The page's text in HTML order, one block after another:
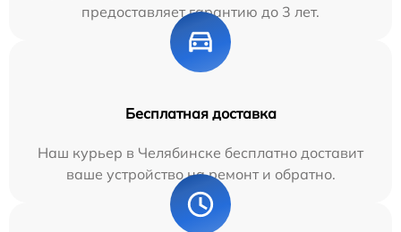
предоставляет гарантию до 3 лет.
Бесплатная доставка
Наш курьер в Челябинске бесплатно доставит
ваше устройство на ремонт и обратно.